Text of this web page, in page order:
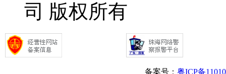
司 版权所有
备案号： 粤ICP备